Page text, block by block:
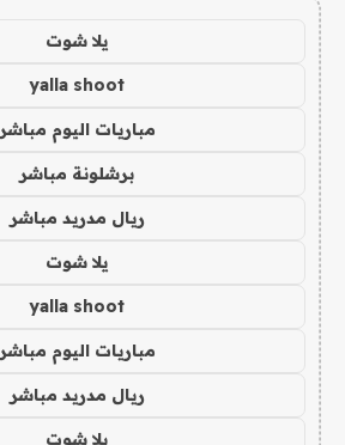
يلا شوت
yalla shoot
مباريات اليوم مباشر
برشلونة مباشر
ريال مدريد مباشر
يلا شوت
yalla shoot
مباريات اليوم مباشر
ريال مدريد مباشر
يلا شوت